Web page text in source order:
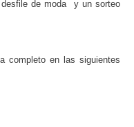
de moda y un sorteo
completo en las siguientes